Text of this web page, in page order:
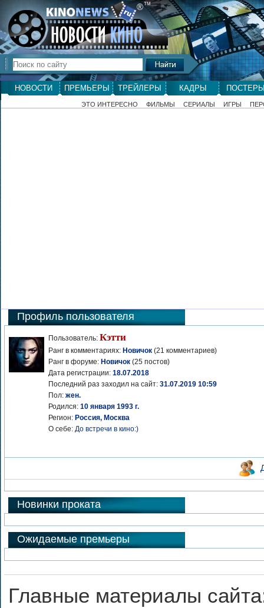
®ТМ
НОВОСТИ ПРЕМЬЕРЫ ТРЕЙЛЕРЫ КАДРЫ
ЭТО ИНТЕРЕСНО ФИЛЬМЫ СЕРИАЛЫ ИГРЫ
Профиль пользователя
Пользователь: Кэтти
Ранг в комментариях: Новичок (21 комментариев)
Ранг в форуме: Новичок (25 постов)
Дата регистрации: 18.07.2018
Последний раз заходил на сайт: 31.07.2019 10:59
Пол: жен.
Родился: 10 января 1993 г.
Регион: Россия, Москва
О себе: До встречи в кино:)
Новинки проката
Ожидаемые премьеры
Главные материалы